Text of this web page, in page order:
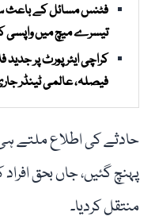
فٹنس مسائل کے باعث
تیسرے میچ میں واپسی کی
کراچی ایئرپورٹ پر
فیصلہ، عالمی ٹینڈر
حادثے کی اطلاع ملتے ہی
پہنچ گئیں، جاں بحق
منتقل کردیا۔